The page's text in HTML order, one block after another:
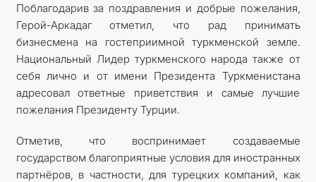
Поблагодарив за поздравления и добрые пожелания,
Герой-Аркадаг отметил, что рад принимать
бизнесмена на гостеприимной туркменской земле.
Национальный Лидер туркменского народа также от
себя лично и от имени Президента Туркменистана
адресовал ответные приветствия и самые лучшие
пожелания Президенту Турции.
Отметив, что воспринимает создаваемые
государством благоприятные условия для иностранных
партнёров, в частности, для турецких компаний, как